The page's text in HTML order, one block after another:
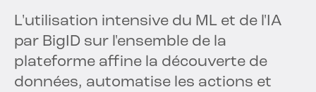
L'utilisation intensive du ML et de l'IA
par BigID sur l'ensemble de la
plateforme affine la découverte de
données, automatise les actions et